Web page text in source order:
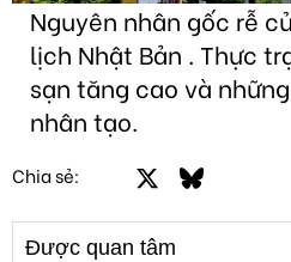
Nguyên nhân gốc rễ
lịch Nhật Bản . Thực
sạn tăng cao và
nhân tạo.
Chia sẻ: FacebookBluesky
Được quan tâm